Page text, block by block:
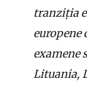
tranziția
europene
examene
Lituania,